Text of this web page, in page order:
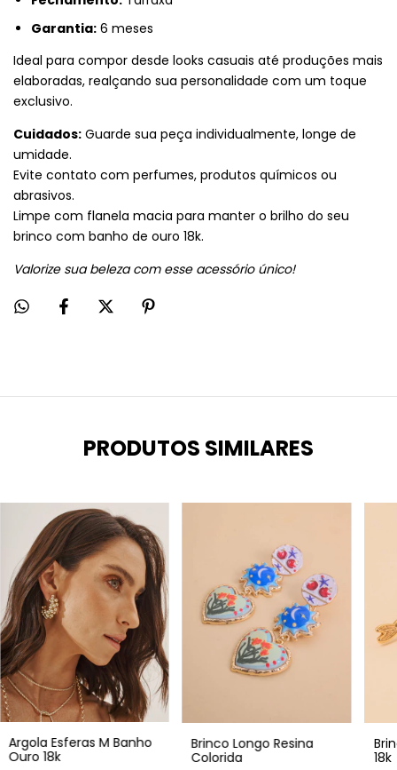
Garantia: 6 meses
Ideal para compor desde looks casuais até produções mais
elaboradas, realçando sua personalidade com um toque
exclusivo.
Cuidados: Guarde sua peça individualmente, longe de
umidade.
Evite contato com perfumes, produtos químicos ou
abrasivos.
Limpe com flanela macia para manter o brilho do seu
brinco com banho de ouro 18k.
Valorize sua beleza com esse acessório único!
PRODUTOS SIMILARES
Argola Esferas M Banho
Ouro 18k
Brinco Longo Resina
Colorida
18k